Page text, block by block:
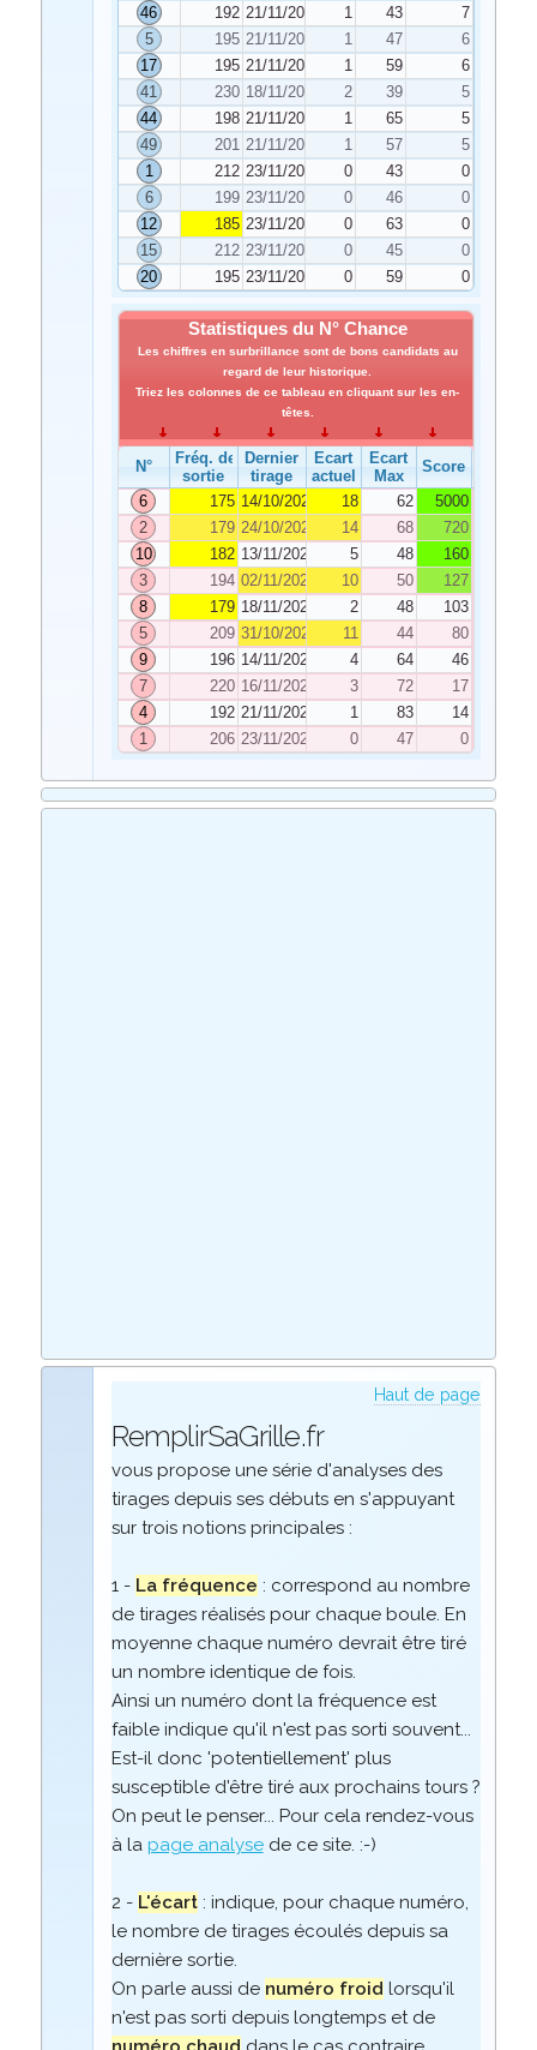
46
192 21/11/2020 1 43
7
5
195 21/11/2020 1 47
6
17
195 21/11/2020 1 59
6
41
230 18/11/2020 2 39
5
44
198 21/11/2020 1 65
5
49
201 21/11/2020 1 57
5
1
212 23/11/2020 0 43
0
6
199 23/11/2020 0 46
0
12
185 23/11/2020 0 63
0
15
212 23/11/2020 0 45
0
20
195 23/11/2020 0 59 0
Statistiques du N° Chance
Les chiffres en surbrillance sont de bons candidats au
regard de leur historique.
Triez les colonnes de ce tableau en cliquant sur les en-
têtes.
N°
Fréq. de
sortie
Dernier
tirage
Ecart
actuel
Ecart
Max
Score
6
175 14/10/2020 18 62
5000
2
179 24/10/2020 14 68
720
10
182 13/11/2020 5 48
160
3
194 02/11/2020 10 50
127
8
179 18/11/2020 2 48
103
5
209 31/10/2020 11 44
80
9
196 14/11/2020 4 64
46
7
220 16/11/2020 3 72
17
4
192 21/11/2020 1 83
14
1
206 23/11/2020 0 47 0
Haut de page
RemplirSaGrille.fr
vous propose une série d'analyses des
tirages depuis ses débuts en s'appuyant
sur trois notions principales :
1 - La fréquence : correspond au nombre
de tirages réalisés pour chaque boule. En
moyenne chaque numéro devrait être tiré
un nombre identique de fois.
Ainsi un numéro dont la fréquence est
faible indique qu'il n'est pas sorti souvent...
Est-il donc 'potentiellement' plus
susceptible d'être tiré aux prochains tours ?
On peut le penser... Pour cela rendez-vous
à la page analysede ce site. :-)
2 - L'écart: indique, pour chaque numéro,
le nombre de tirages écoulés depuis sa
dernière sortie.
On parle aussi de numéro froid lorsqu'il
n'est pas sorti depuis longtemps et de